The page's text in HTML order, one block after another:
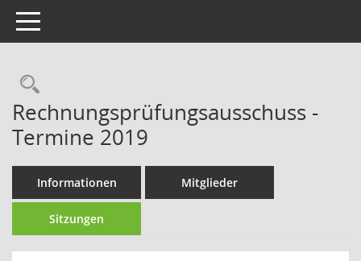
Toggle navigation
Rechercheauswahl
Rechnungsprüfungsausschuss -
Termine 2019
Informationen Mitglieder
Sitzungen